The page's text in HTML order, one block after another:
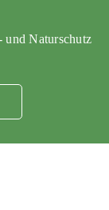
und Naturschutz